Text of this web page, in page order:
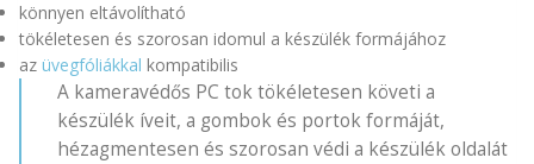
könnyen eltávolítható
tökéletesen és szorosan idomul a készülék formájához
az üvegfóliákkal kompatibilis
A kameravédős PC tok tökéletesen követi a
készülék íveit, a gombok és portok formáját,
hézagmentesen és szorosan védi a készülék oldalát